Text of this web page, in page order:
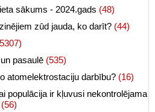
sākums - 2024.gads (48)
zūd jauda, ko darīt? (44)
pasaulē (535)
atomelektrostaciju darbību? (16)
populācija ir kļuvusi nekontrolējama
(56)